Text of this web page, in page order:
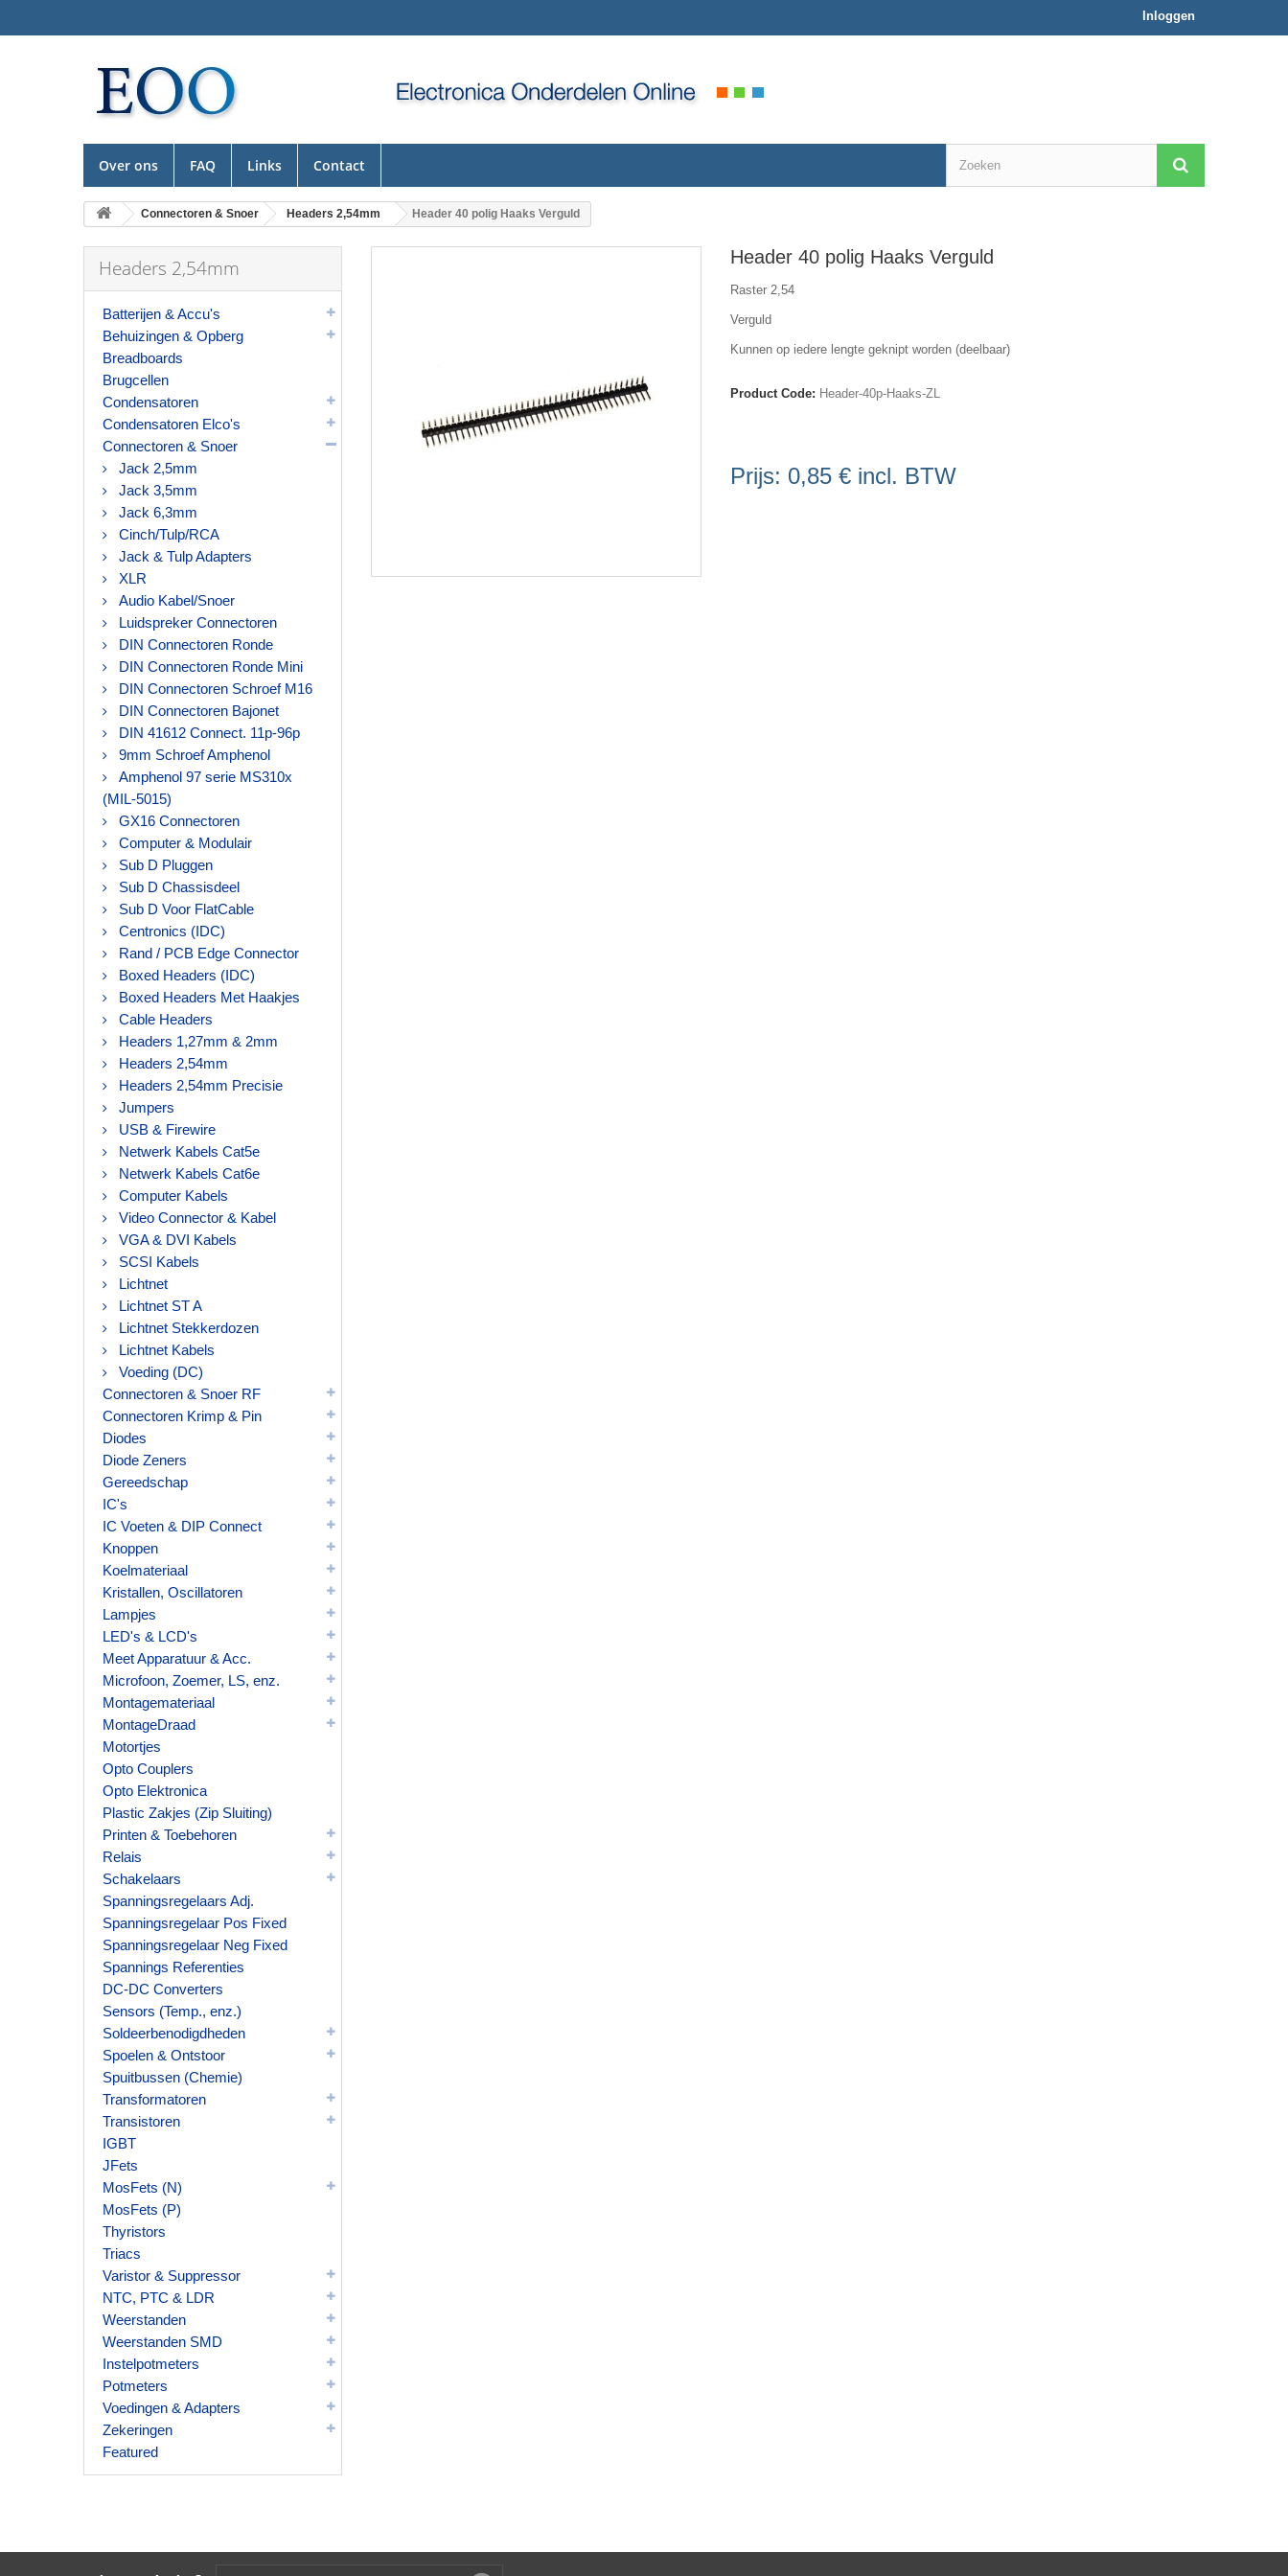
Inloggen
Over ons FAQ Links Contact
Connectoren & Snoer Headers 2,54mm Header 40 polig Haaks Verguld
Headers 2,54mm
Batterijen & Accu's
Behuizingen & Opberg
Breadboards
Brugcellen
Condensatoren
Condensatoren Elco's
Connectoren & Snoer
Jack 2,5mm
Jack 3,5mm
Jack 6,3mm
Cinch/Tulp/RCA
Jack & Tulp Adapters
XLR
Audio Kabel/Snoer
Luidspreker Connectoren
DIN Connectoren Ronde
DIN Connectoren Ronde Mini
DIN Connectoren Schroef M16
DIN Connectoren Bajonet
DIN 41612 Connect. 11p-96p
9mm Schroef Amphenol
Amphenol 97 serie MS310x
(MIL-5015)
GX16 Connectoren
Computer & Modulair
Sub D Pluggen
Sub D Chassisdeel
Sub D Voor FlatCable
Centronics (IDC)
Rand / PCB Edge Connector
Boxed Headers (IDC)
Boxed Headers Met Haakjes
Cable Headers
Headers 1,27mm & 2mm
Headers 2,54mm
Headers 2,54mm Precisie
Jumpers
USB & Firewire
Netwerk Kabels Cat5e
Netwerk Kabels Cat6e
Computer Kabels
Video Connector & Kabel
VGA & DVI Kabels
SCSI Kabels
Lichtnet
Lichtnet ST A
Lichtnet Stekkerdozen
Lichtnet Kabels
Voeding (DC)
Connectoren & Snoer RF
Connectoren Krimp & Pin
Diodes
Diode Zeners
Gereedschap
IC's
IC Voeten & DIP Connect
Knoppen
Koelmateriaal
Kristallen, Oscillatoren
Lampjes
LED's & LCD's
Meet Apparatuur & Acc.
Microfoon, Zoemer, LS, enz.
Montagemateriaal
MontageDraad
Motortjes
Opto Couplers
Opto Elektronica
Plastic Zakjes (Zip Sluiting)
Printen & Toebehoren
Relais
Schakelaars
Spanningsregelaars Adj.
Spanningsregelaar Pos Fixed
Spanningsregelaar Neg Fixed
Spannings Referenties
DC-DC Converters
Sensors (Temp., enz.)
Soldeerbenodigdheden
Spoelen & Ontstoor
Spuitbussen (Chemie)
Transformatoren
Transistoren
IGBT
JFets
MosFets (N)
MosFets (P)
Thyristors
Triacs
Varistor & Suppressor
NTC, PTC & LDR
Weerstanden
Weerstanden SMD
Instelpotmeters
Potmeters
Voedingen & Adapters
Zekeringen
Featured
Header 40 polig Haaks Verguld
Raster 2,54
Verguld
Kunnen op iedere lengte geknipt worden (deelbaar)
Product Code: Header-40p-Haaks-ZL
Prijs: 0,85 € incl. BTW